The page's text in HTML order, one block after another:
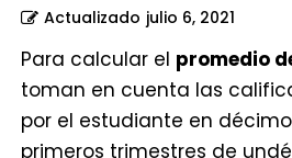
Actualizado julio 6, 2021
Para calcular el promedio
toman en cuenta las
por el estudiante en
primeros trimestres de